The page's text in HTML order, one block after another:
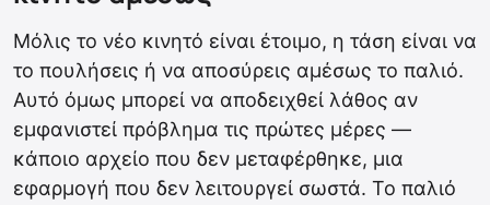
Μόλις το νέο κινητό είναι έτοιμο, η τάση είναι να
το πουλήσεις ή να αποσύρεις αμέσως το παλιό.
Αυτό όμως μπορεί να αποδειχθεί λάθος αν
εμφανιστεί πρόβλημα τις πρώτες μέρες —
κάποιο αρχείο που δεν μεταφέρθηκε, μια
εφαρμογή που δεν λειτουργεί σωστά. Το παλιό